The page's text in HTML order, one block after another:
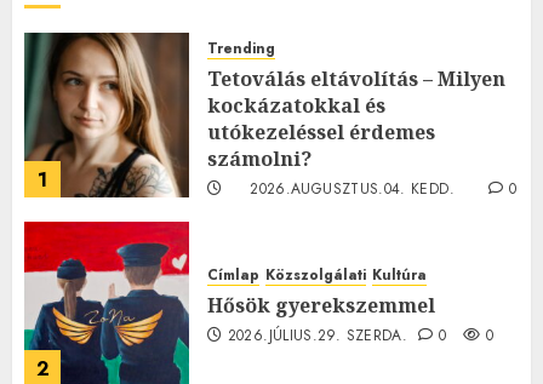
1
Trending
Tetoválás eltávolítás – Milyen
kockázatokkal és
utókezeléssel érdemes
számolni?
2026.AUGUSZTUS.04. KEDD.
0
2
Címlap Közszolgálati Kultúra
Hősök gyerekszemmel
2026.JÚLIUS.29. SZERDA. 0 0